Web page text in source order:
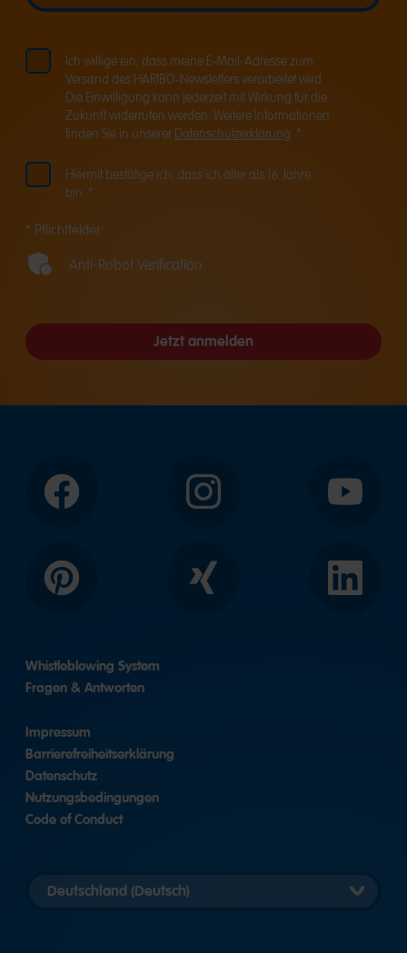
Ich willige ein, dass meine E-Mail-Adresse zum
Versand des HARIBO-Newsletters verarbeitet wird.
Die Einwilligung kann jederzeit mit Wirkung für die
Zukunft widerrufen werden. Weitere Informationen
finden Sie in unserer Datenschutzerklärung. *
Hiermit bestätige ich, dass ich älter als 16 Jahre
bin. *
* Pflichtfelder
Anti-Robot Verification
Jetzt anmelden
Facebook Instagram YouTube
Pinterest Xing LinkedIn
Whistleblowing System
Fragen & Antworten
Impressum
Barrierefreiheitserklärung
Datenschutz
Nutzungsbedingungen
Code of Conduct
Länderversion
auswählen